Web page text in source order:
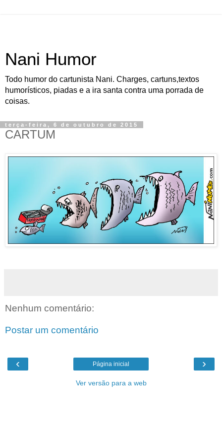
Nani Humor
Todo humor do cartunista Nani. Charges, cartuns,textos
humorísticos, piadas e a ira santa contra uma porrada de
coisas.
terça-feira, 6 de outubro de 2015
CARTUM
Nenhum comentário:
Postar um comentário
‹ ›
Página inicial
Ver versão para a web